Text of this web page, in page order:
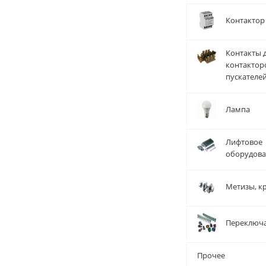
Контактор
Контакты
Лампа
Лифтовое
Метизы,
Прочее